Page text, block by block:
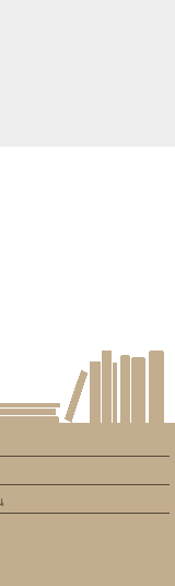
include/article/